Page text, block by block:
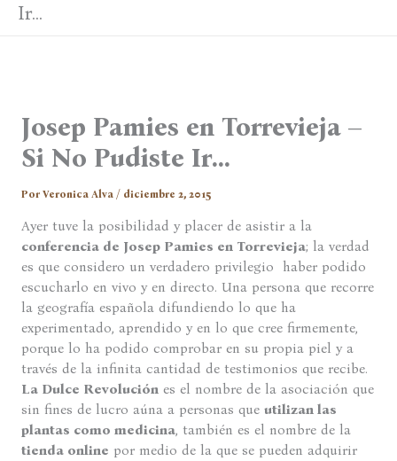
Ir…
Josep Pamies en Torrevieja –
Si No Pudiste Ir…
Por Veronica Alva / diciembre 2, 2015
Ayer tuve la posibilidad y placer de asistir a la
conferencia de Josep Pamies en Torrevieja; la verdad
es que considero un verdadero privilegio haber podido
escucharlo en vivo y en directo. Una persona que recorre
la geografía española difundiendo lo que ha
experimentado, aprendido y en lo que cree firmemente,
porque lo ha podido comprobar en su propia piel y a
través de la infinita cantidad de testimonios que recibe.
La Dulce Revoluciónes el nombre de la asociación que
sin fines de lucro aúna a personas que utilizan las
plantas como medicina, también es el nombre de la
tienda online por medio de la que se pueden adquirir